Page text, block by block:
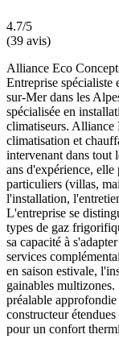
4.7/5
(39 avis)
Alliance Eco
Entreprise spécialiste
sur-Mer dans les
spécialisée en
climatiseurs. Alliance
climatisation et
intervenant dans tout
ans d'expérience,
particuliers (villas,
l'installation,
L'entreprise se
types de gaz
sa capacité à
services
en saison estivale,
gainables
préalable approfondie
constructeur
pour un confort